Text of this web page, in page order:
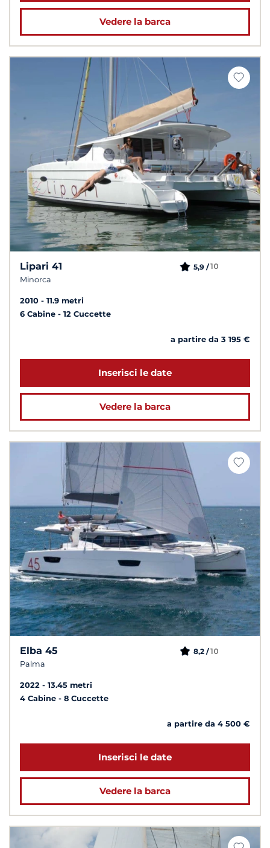
Vedere la barca
Lipari 41
Minorca
5,9 /10
2010
11.9 metri
6 Cabine
12 Cuccette
a partire da 3 195 €
Inserisci le date
Vedere la barca
Elba 45
Palma
8,2 /10
2022
13.45 metri
4 Cabine
8 Cuccette
a partire da 4 500 €
Inserisci le date
Vedere la barca